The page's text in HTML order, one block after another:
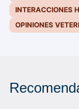
INTERACCIONES
OPINIONES